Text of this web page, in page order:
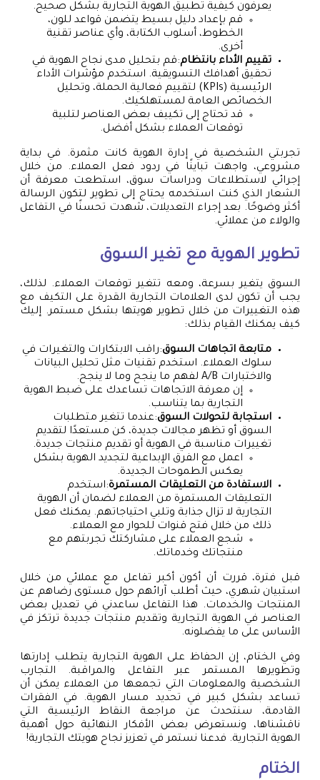
يعرفون كيفية تطبيق الهوية التجارية بشكل صحيح.
قم بإعداد دليل بسيط يتضمن قواعد للون،
الخطوط، أسلوب الكتابة، وأي عناصر تقنية
أخرى.
تقييم الأداء بانتظام:قم بتحليل مدى نجاح الهوية في
تحقيق أهدافك التسويقية. استخدم مؤشرات الأداء
الرئيسية (KPIs) لتقييم فعالية الحملة، وتحليل
الخصائص العامة لمستهلكيك.
قد تحتاج إلى تكييف بعض العناصر لتلبية
توقعات العملاء بشكل أفضل.
تجربتي الشخصية في إدارة الهوية كانت مثمرة. في بداية
مشروعي، واجهت تباينًا في ردود فعل العملاء. من خلال
إجرائي لاستطلاعات ودراسات سوق، استطعت معرفة أن
الشعار الذي كنت استخدمه يحتاج إلى تطوير لتكون الرسالة
أكثر وضوحًا. بعد إجراء التعديلات، شهدت تحسنًا في التفاعل
والولاء من عملائي.
تطوير الهوية مع تغير السوق
السوق يتغير بسرعة، ومعه تتغير توقعات العملاء. لذلك،
يجب أن تكون لدى العلامات التجارية القدرة على التكيف مع
هذه التغييرات من خلال تطوير هويتها بشكل مستمر. إليك
كيف يمكنك القيام بذلك:
متابعة اتجاهات السوق:راقب الابتكارات والتغيرات في
سلوك العملاء. استخدم تقنيات مثل تحليل البيانات
والاختبارات A/B لفهم ما ينجح وما لا ينجح.
إن معرفة الاتجاهات تساعدك على ضبط الهوية
التجارية بما يتناسب.
استجابة لتحولات السوق:عندما تتغير متطلبات
السوق أو تظهر مجالات جديدة، كن مستعدًا لتقديم
تغييرات مناسبة في الهوية أو تقديم منتجات جديدة.
اعمل مع الفرق الإبداعية لتجديد الهوية بشكل
يعكس الطموحات الجديدة.
الاستفادة من التعليقات المستمرة:استخدم
التعليقات المستمرة من العملاء لضمان أن الهوية
التجارية لا تزال جذابة وتلبي احتياجاتهم. يمكنك فعل
ذلك من خلال فتح قنوات للحوار مع العملاء.
شجع العملاء على مشاركتك تجربتهم مع
منتجاتك وخدماتك.
قبل فترة، قررت أن أكون أكبر تفاعل مع عملائي من خلال
استبيان شهري، حيث أطلب آرائهم حول مستوى رضاهم عن
المنتجات والخدمات. هذا التفاعل ساعدني في تعديل بعض
العناصر في الهوية التجارية وتقديم منتجات جديدة ترتكز في
الأساس على ما يفضلونه.
وفي الختام، إن الحفاظ على الهوية التجارية يتطلب إدارتها
وتطويرها المستمر عبر التفاعل والمراقبة. التجارب
الشخصية والمعلومات التي تجمعها من العملاء يمكن أن
تساعد بشكل كبير في تحديد مسار الهوية. في الفقرات
القادمة، سنتحدث عن مراجعة النقاط الرئيسية التي
ناقشناها، ونستعرض بعض الأفكار النهائية حول أهمية
الهوية التجارية. فدعنا نستمر في تعزيز نجاح هويتك التجارية!
الختام